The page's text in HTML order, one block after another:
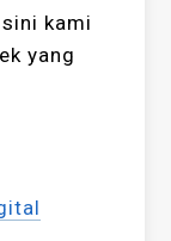
kami
yang